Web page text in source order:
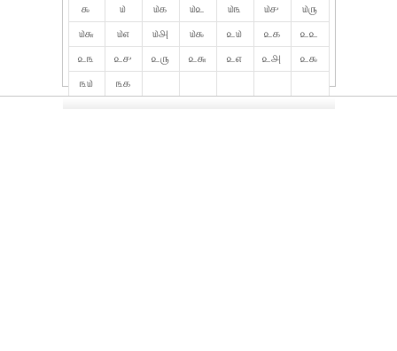
௯
௰ ௰௧ ௰௨ ௰௩ ௰௪
௰௫
௰௬
௰௭ ௰௮ ௰௯ ௨௰ ௨௧
௨௨
௨௩
௨௪ ௨௫ ௨௬ ௨௭ ௨௮
௨௯
௩௰
௩௧